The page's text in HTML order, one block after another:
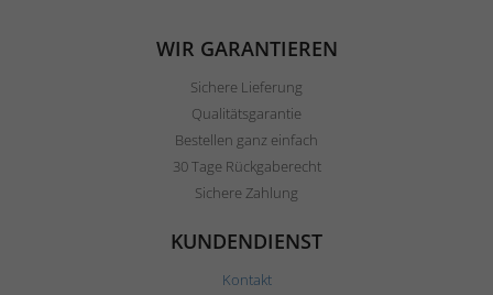
WIR GARANTIEREN
Sichere Lieferung
Qualitätsgarantie
Bestellen ganz einfach
30 Tage Rückgaberecht
Sichere Zahlung
KUNDENDIENST
Kontakt